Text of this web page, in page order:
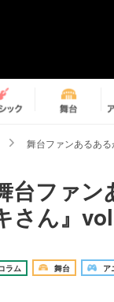
舞台ファンあるあ
台ファ
さん』
ラム 舞台 ア